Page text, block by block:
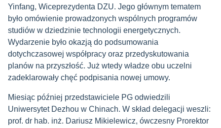
Yinfang, Wiceprezydenta DZU. Jego głównym tematem
było omówienie prowadzonych wspólnych programów
studiów w dziedzinie technologii energetycznych.
Wydarzenie było okazją do podsumowania
dotychczasowej współpracy oraz przedyskutowania
planów na przyszłość. Już wtedy władze obu uczelni
zadeklarowały chęć podpisania nowej umowy.
Miesiąc później przedstawiciele PG odwiedzili
Uniwersytet Dezhou w Chinach. W skład delegacji weszli:
prof. dr hab. inż. Dariusz Mikielewicz, ówczesny Prorektor